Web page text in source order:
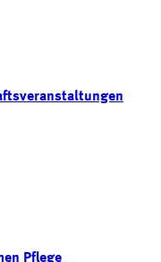
Pflege